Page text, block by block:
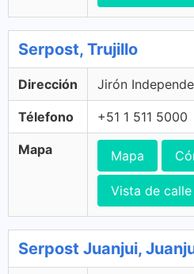
Serpost, Trujillo
Dirección Jirón
Télefono +51 1 511 5000
Mapa Mapa
Vista de calle
Serpost Juanjui,